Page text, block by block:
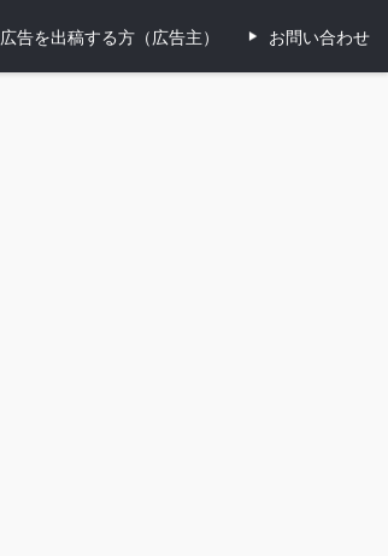
広告を出稿する方（広告主） お問い合わせ